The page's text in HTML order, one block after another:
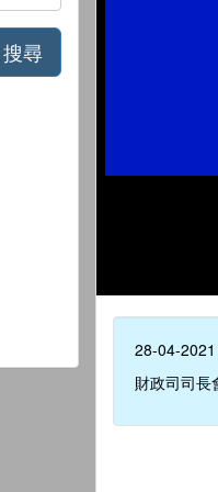
搜尋
28-04-2021
財政司司長